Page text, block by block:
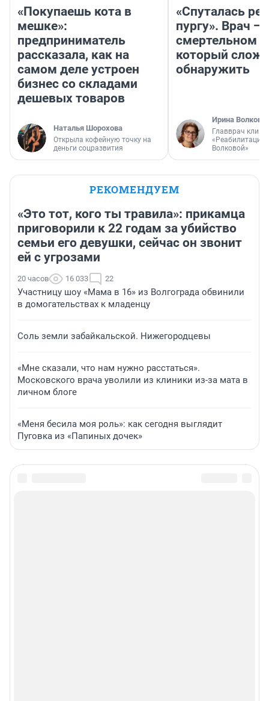
«Покупаешь кота в
мешке»:
предприниматель
рассказала, как на
самом деле устроен
бизнес со складами
дешевых товаров
Наталья Шорохова
Открыла кофейную точку на
деньги соцразвития
«Спуталась
пургу». Врач —
смертельном
который
обнаружить
Ирина Волкова
Главврач
«Реабилитация
Волковой»
РЕКОМЕНДУЕМ
«Это тот, кого ты травила»: прикамца
приговорили к 22 годам за убийство
семьи его девушки, сейчас он звонит
ей с угрозами
20 часов 16 033 22
Участницу шоу «Мама в 16» из Волгограда обвинили
в домогательствах к младенцу
Соль земли забайкальской. Нижегородцевы
«Мне сказали, что нам нужно расстаться».
Московского врача уволили из клиники из-за мата в
личном блоге
«Меня бесила моя роль»: как сегодня выглядит
Пуговка из «Папиных дочек»